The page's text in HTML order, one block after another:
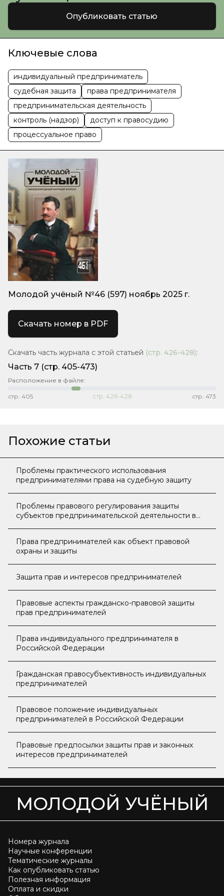
Опубликовать статью
Ключевые слова
индивидуальный предприниматель
судебная защита
права предпринимателя
предпринимательская деятельность
контроль (надзор)
доступ к правосудию
процессуальное право
Молодой учёный №46 (597) ноябрь 2025 г.
Скачать номер в PDF
Скачать часть журнала с этой статьей (стр. 426-428):
Часть 7 (стр. 405-473)
Расположение в файле:
стр. 405 стр.426-428 стр. 473
Похожие статьи
Проблемы практического использования
предпринимателями права на судебную защиту
Проблемы правового регулирования защиты
субъектов предпринимательской деятельности в
Права предпринимателей как объект правовой
охраны и защиты
Защита прав и интересов предпринимателей
Правовые аспекты гражданско-правовой защиты
прав предпринимателей
Права индивидуального предпринимателя в
Российской Федерации
Гражданская правосубъективность индивидуальных
предпринимателей
Правовое положение индивидуальных
предпринимателей в Российской Федерации
Правовые предпосылки защиты прав и законных
интересов предпринимателей
МОЛОДОЙ УЧЁНЫЙ
Номера журнала
Научные конференции
Тематические журналы
Как опубликовать статью
Полезная информация
Оплата и скидки